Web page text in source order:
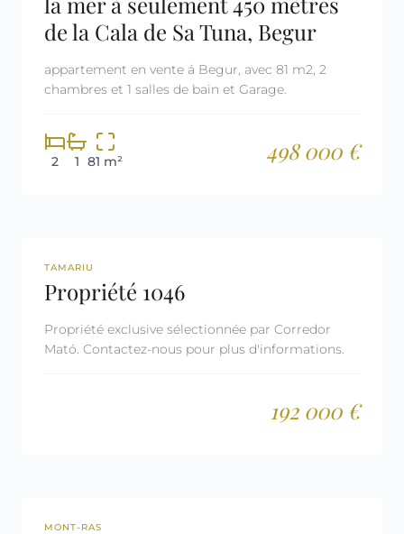
de la Cala de Sa Tuna, Begur
appartement en vente á Begur, avec 81 m2, 2
chambres et 1 salles de bain et Garage.
2 1 81 m² 498 000 €
REF: 1046
TAMARIU
Propriété 1046
Propriété exclusive sélectionnée par Corredor
Mató. Contactez-nous pour plus d'informations.
192 000 €
REF: 1110
MONT-RAS